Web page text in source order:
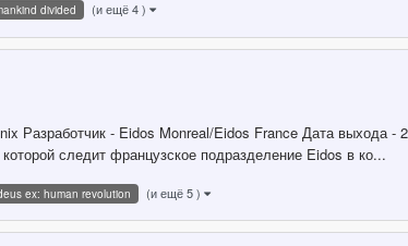
divided (и ещё 4 )
Разработчик - Eidos Monreal/Eidos France Дата выхода
следит французское подразделение Eidos в ко...
ex: human revolution (и ещё 5 )